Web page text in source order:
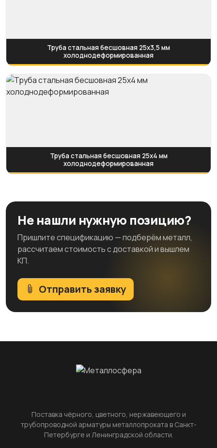
Труба стальная бесшовная 25х3,5 мм
холоднодеформированная
Труба стальная бесшовная 25х4 мм
холоднодеформированная
Не нашли нужную позицию?
Пришлите спецификацию — подберём металл,
рассчитаем стоимость с доставкой и вышлем
КП.
Отправить заявку
Поставка чёрного, цветного, нержавеющего и
трубопроводной арматуры металлопроката в Санкт-
Петербурге и Ленинградской области.